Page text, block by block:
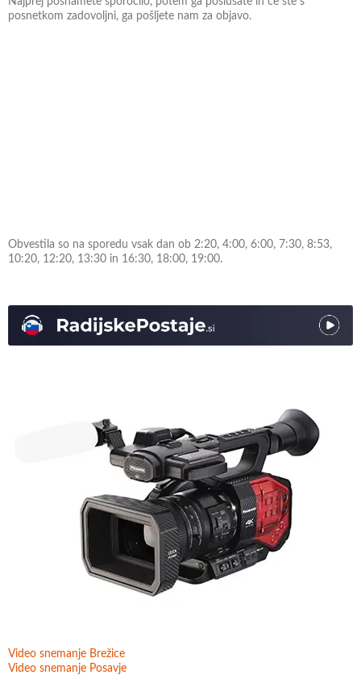
posnetkom zadovoljni, ga pošljete nam za objavo.
Obvestila so na sporedu vsak dan ob 2:20, 4:00, 6:00, 7:30, 8:53,
10:20, 12:20, 13:30 in 16:30, 18:00, 19:00.
Video snemanje Brežice
Video snemanje Posavje